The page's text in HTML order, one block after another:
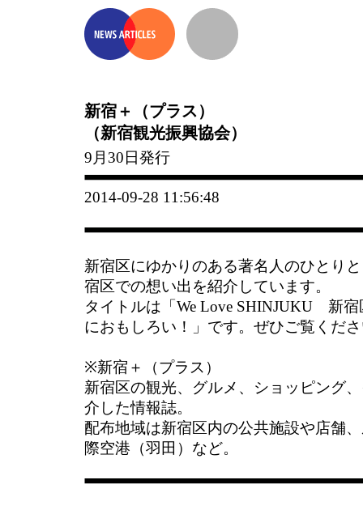
新宿＋（プラス）
（新宿観光振興協会）
9月30日発行
2014-09-28 11:56:48
新宿区にゆかりのある著名人のひとり
宿区での想い出を紹介しています。
タイトルは「We Love SHINJUKU 新
におもしろい！」です。ぜひご覧くだ
※新宿＋（プラス）
新宿区の観光、グルメ、ショッピング
介した情報誌。
配布地域は新宿区内の公共施設や店舗
際空港（羽田）など。